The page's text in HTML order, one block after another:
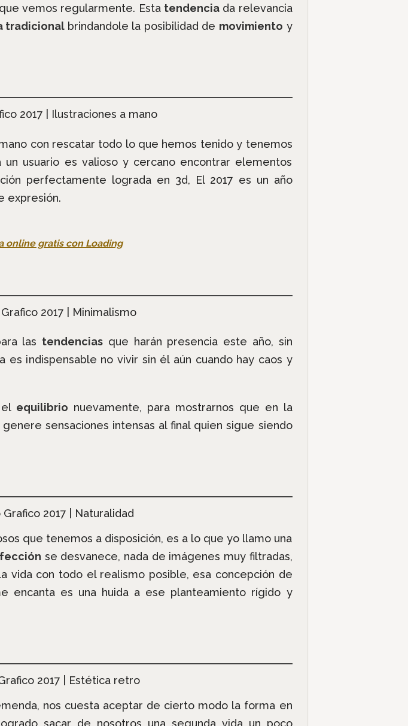
vemos regularmente. Esta tendenciada relevancia
tradicional brindandole la posibilidad de movimiento y
con rescatar todo lo que hemos tenido y tenemos
usuario es valioso y cercano encontrar elementos
perfectamente lograda en 3d, El 2017 es un año
expresión.
las tendencias que harán presencia este año, sin
indispensable no vivir sin él aún cuando hay caos y
equilibrio nuevamente, para mostrarnos que en la
sensaciones intensas al final quien sigue siendo
que tenemos a disposición, es a lo que yo llamo una
se desvanece, nada de imágenes muy filtradas,
vida con todo el realismo posible, esa concepción de
encanta es una huida a ese planteamiento rígido y
nos cuesta aceptar de cierto modo la forma en
sacar de nosotros una segunda vida un poco